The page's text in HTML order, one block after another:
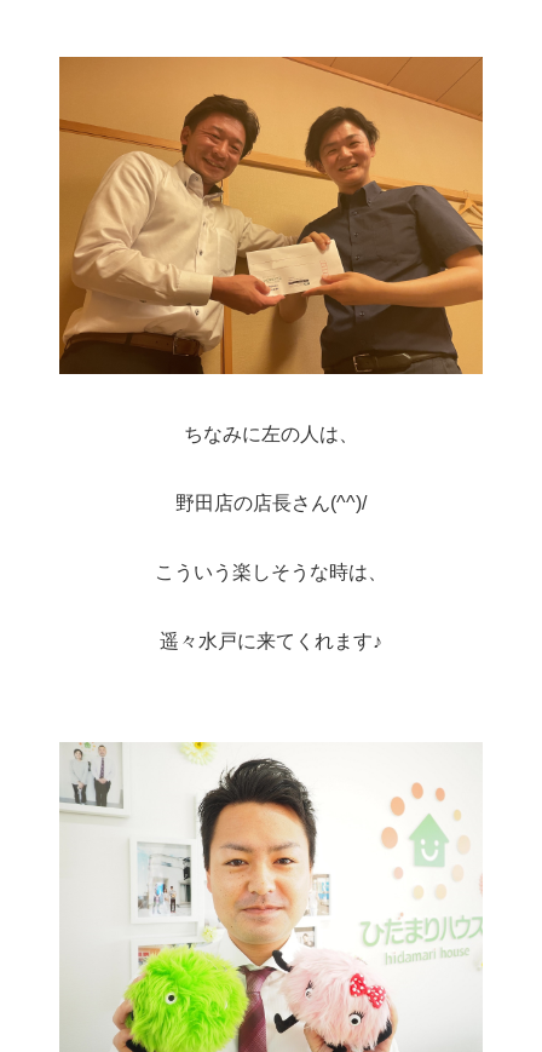
ちなみに左の人は、
野田店の店長さん(^^)/
こういう楽しそうな時は、
遥々水戸に来てくれます♪